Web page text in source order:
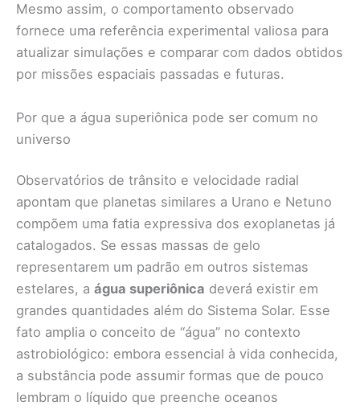
Mesmo assim, o comportamento observado
fornece uma referência experimental valiosa para
atualizar simulações e comparar com dados obtidos
por missões espaciais passadas e futuras.
Por que a água superiônica pode ser comum no
universo
Observatórios de trânsito e velocidade radial
apontam que planetas similares a Urano e Netuno
compõem uma fatia expressiva dos exoplanetas já
catalogados. Se essas massas de gelo
representarem um padrão em outros sistemas
estelares, a água superiônica deverá existir em
grandes quantidades além do Sistema Solar. Esse
fato amplia o conceito de “água” no contexto
astrobiológico: embora essencial à vida conhecida,
a substância pode assumir formas que de pouco
lembram o líquido que preenche oceanos